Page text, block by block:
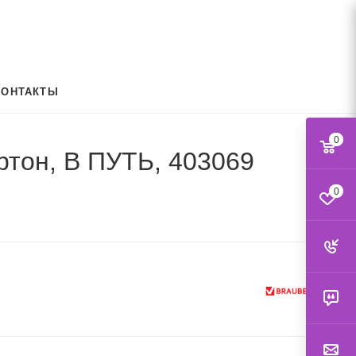
В ПУТЬ, 403069
0
0